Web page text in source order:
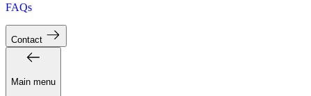
FAQs
Contact
Main menu